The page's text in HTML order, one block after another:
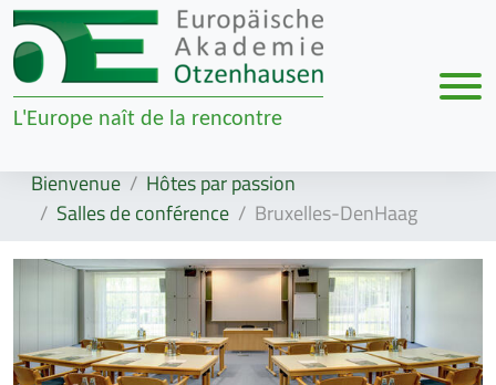
Zur Navigation springen
Zum Inhalt springen
L'Europe naît de la rencontre
Bienvenue
Hôtes par passion
Salles de conférence
Bruxelles-DenHaag